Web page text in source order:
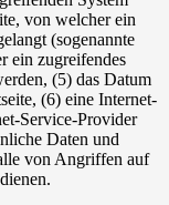
von welcher ein
(sogenannte
ein zugreifendes
(5) das Datum
(6) eine Internet-
Service-Provider
Daten und
von Angriffen auf